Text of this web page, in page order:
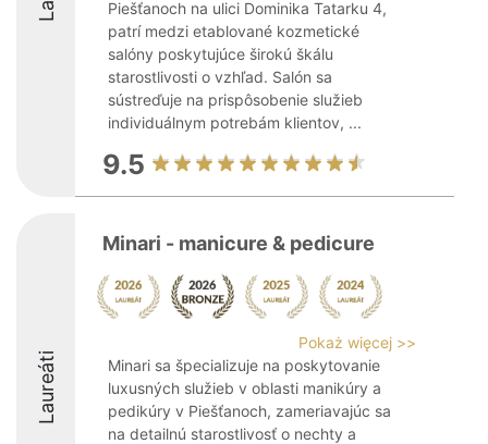
Piešťanoch na ulici Dominika Tatarku 4,
patrí medzi etablované kozmetické
salóny poskytujúce širokú škálu
starostlivosti o vzhľad. Salón sa
sústreďuje na prispôsobenie služieb
individuálnym potrebám klientov, ...
9.5
Laureáti
Minari - manicure & pedicure
Pokaż więcej >>
Minari sa špecializuje na poskytovanie
luxusných služieb v oblasti manikúry a
pedikúry v Piešťanoch, zameriavajúc sa
na detailnú starostlivosť o nechty a